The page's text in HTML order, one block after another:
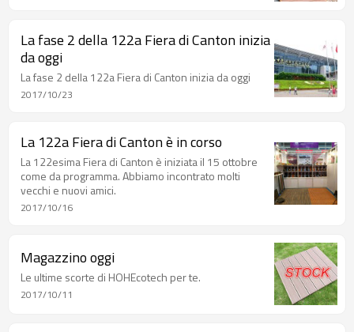
La fase 2 della 122a Fiera di Canton inizia
da oggi
La fase 2 della 122a Fiera di Canton inizia da oggi
2017/10/23
La 122a Fiera di Canton è in corso
La 122esima Fiera di Canton è iniziata il 15 ottobre
come da programma. Abbiamo incontrato molti
vecchi e nuovi amici.
2017/10/16
Magazzino oggi
Le ultime scorte di HOHEcotech per te.
2017/10/11